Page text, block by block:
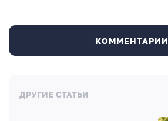
КОММЕНТАРИИ
ДРУГИЕ СТАТЬИ